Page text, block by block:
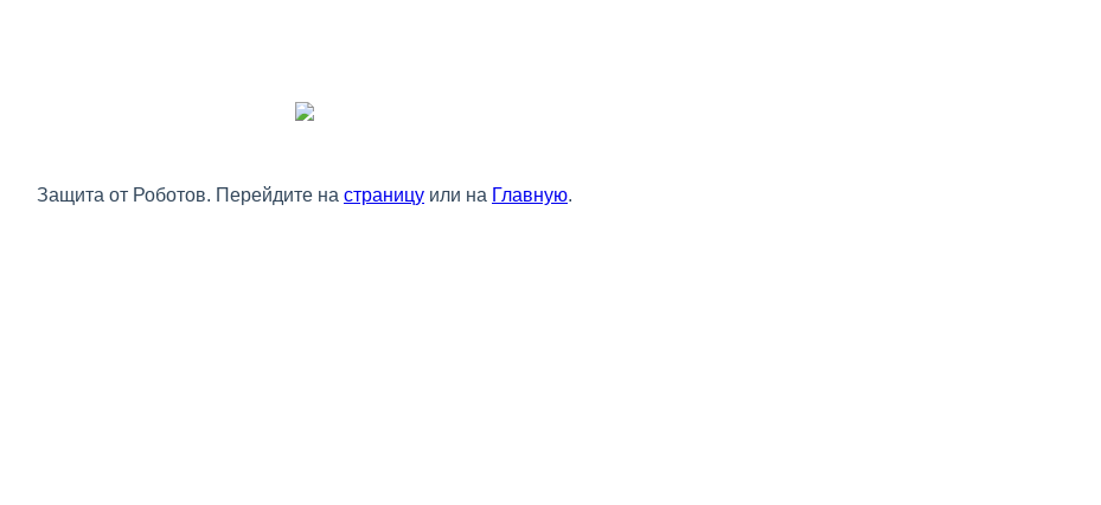
Защита от Роботов. Перейдите на страницу или на Главную.